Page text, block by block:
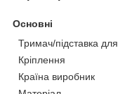
Основні
Тримач/підставка для
Кріплення
Країна виробник